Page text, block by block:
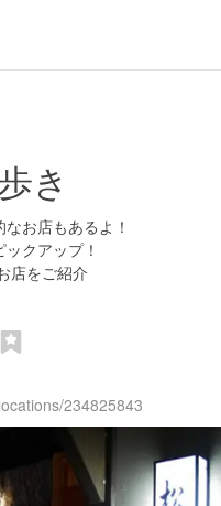
hyogo き
お店もあるよ！
クアップ！
店をご紹介
234825843